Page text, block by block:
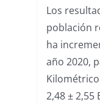
Los
población
ha
año 2020,
2,48 ± 2,55